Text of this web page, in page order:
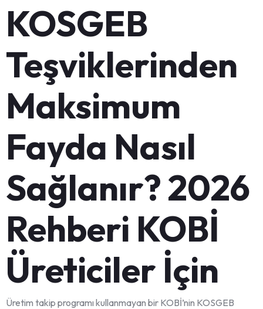
KOSGEB
Teşviklerinden
Maksimum
Fayda Nasıl
Sağlanır? 2026
Rehberi KOBİ
Üreticiler İçin
Üretim takip programı kullanmayan bir KOBİ’nin KOSGEB